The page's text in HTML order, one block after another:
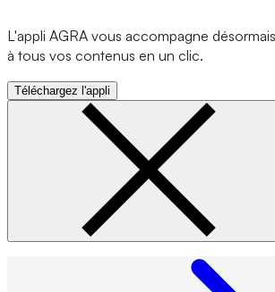
L'appli AGRA vous accompagne
à tous vos contenus en un clic.
Téléchargez l'appli